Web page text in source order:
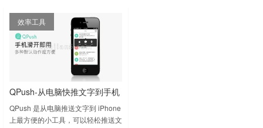
效率工具
QPush-从电脑快推文字到手机
QPush 是从电脑推送文字到 iPhone
上最方便的小工具，可以轻松推送文